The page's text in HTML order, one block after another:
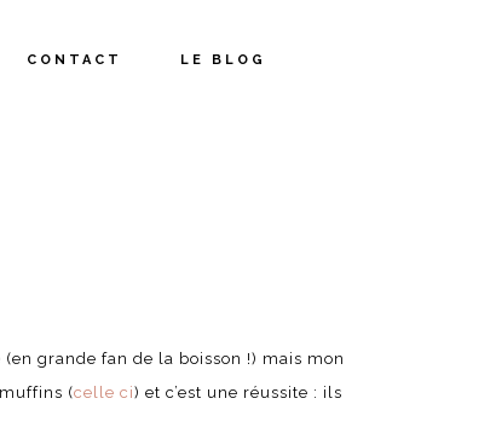
CONTACT LE BLOG
grande fan de la boisson !) mais mon
(celle ci) et c’est une réussite : ils